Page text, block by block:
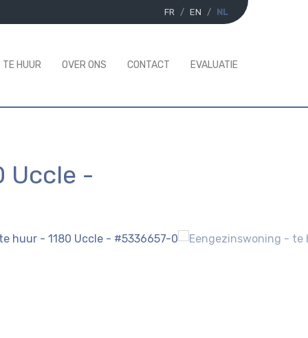
FR EN NL
TE HUUR OVER ONS CONTACT EVALUATIE
Uccle -